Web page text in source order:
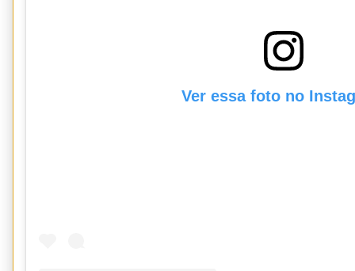
Ver essa foto no